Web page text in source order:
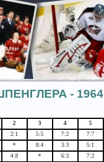
- 1964
2 3 4 5
2:1 5:5 7:2 7:7
* 8:4 3:3 5:1
4:8 * 6:3 7:2